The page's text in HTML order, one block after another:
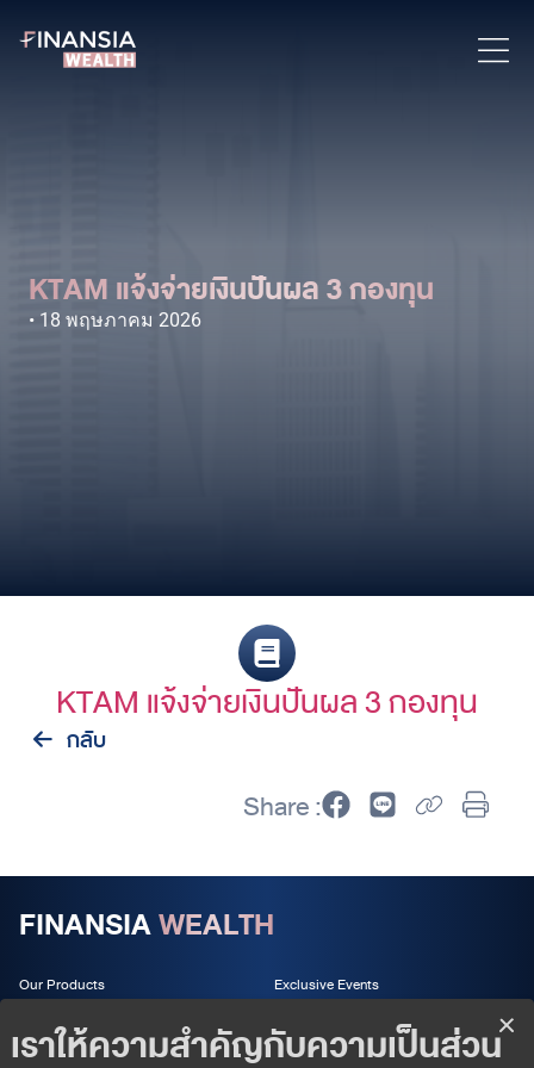
KTAM แจ้งจ่ายเงินปันผล 3 กองทุน
18 พฤษภาคม 2026
KTAM แจ้งจ่ายเงินปันผล 3 กองทุน
กลับ
Share :
FINANSIAWEALTH
Our Products Exclusive Events
Wealth Services About us